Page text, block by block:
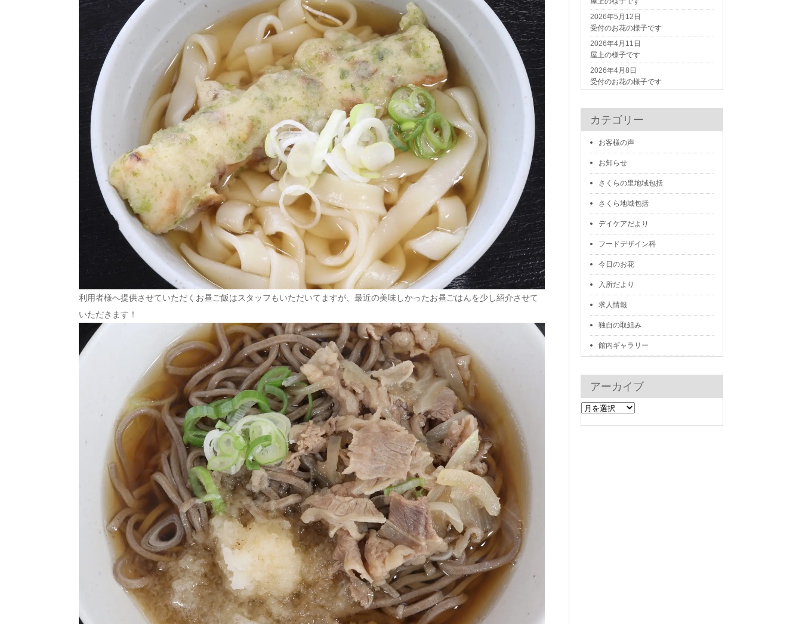
利用者様へ提供させていただくお昼ご飯はスタッフもいただいてますが、最近の美味しかったお昼ごはんを少し紹介させて
いただきます！
受付のお花の様子です
2026年5月12日
屋上の様子です
2026年4月11日
受付のお花の様子です
2026年4月8日
カテゴリー
お客様の声
お知らせ
さくらの里地域包括
さくら地域包括
デイケアだより
フードデザイン科
今日のお花
入所だより
求人情報
独自の取組み
館内ギャラリー
アーカイブ
ア
ー